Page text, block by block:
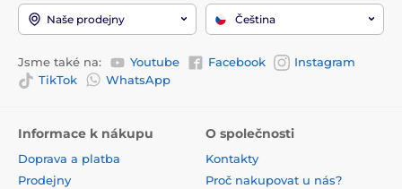
Naše prodejny Čeština
Jsme také na: Youtube Facebook
Instagram
TikTok
WhatsApp
Informace k nákupu
Doprava a platba
Prodejny
O společnosti
Kontakty
Proč nakupovat u nás?